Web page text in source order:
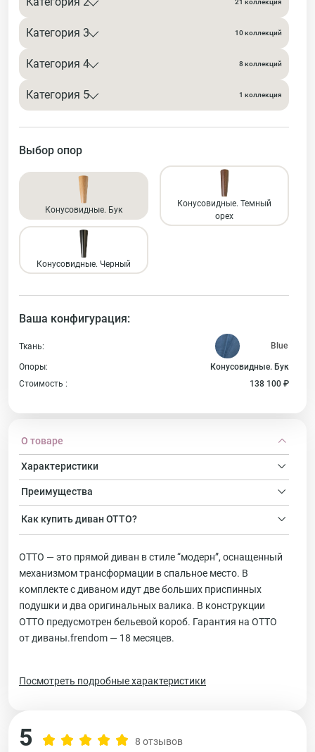
О товаре
Характеристики
Преимущества
Как купитьдиванОТТО?
ОТТО — это прямой диван в стиле “модерн”, оснащенный
механизмом трансформации в спальное место. В
комплекте с диваном идут две больших приспинных
подушки и два оригинальных валика. В конструкции
ОТТО предусмотрен бельевой короб. Гарантия на ОТТО
от диваны.frendom — 18 месяцев.
Посмотреть подробные характеристики
21 коллекция
Категория 3 10 коллекций
Категория 4 8 коллекций
Категория 5 1 коллекция
Выбор опор
Конусовидные. Бук
Конусовидные. Темный
орех
Конусовидные. Черный
Ваша конфигурация:
Ткань:
Опоры:
Конусовидные. Бук
Стоимость :
138 100 ₽
5 8 отзывов